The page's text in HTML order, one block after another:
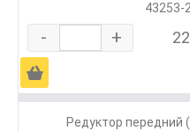
43253-
- +
Ä
Редуктор передний